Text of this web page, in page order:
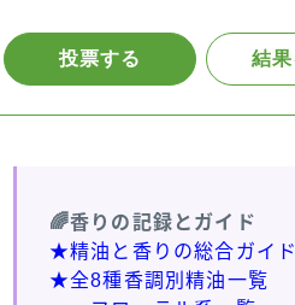
🌈香りの記録とガイド
★精油と香りの総合ガイド
★全8種香調別精油一覧